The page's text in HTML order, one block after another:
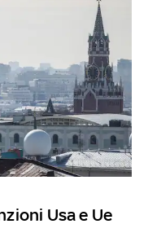
Usa e Ue